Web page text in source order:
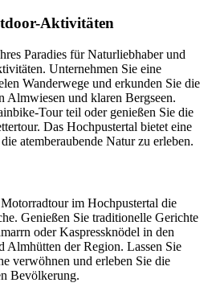
Aktivitäten
Paradies für Naturliebhaber und
Unternehmen Sie eine
Wanderwege und erkunden Sie die
Almwiesen und klaren Bergseen.
Tour teil oder genießen Sie die
Das Hochpustertal bietet eine
atemberaubende Natur zu erleben.
im Hochpustertal die
Genießen Sie traditionelle Gerichte
oder Kaspressknödel in den
Almhütten der Region. Lassen Sie
verwöhnen und erleben Sie die
Bevölkerung.